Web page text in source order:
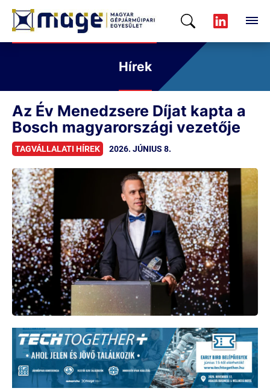
Hírek
Az Év Menedzsere Díjat kapta a
Bosch magyarországi vezetője
TAGVÁLLALATI HÍREK 2026. JÚNIUS 8.